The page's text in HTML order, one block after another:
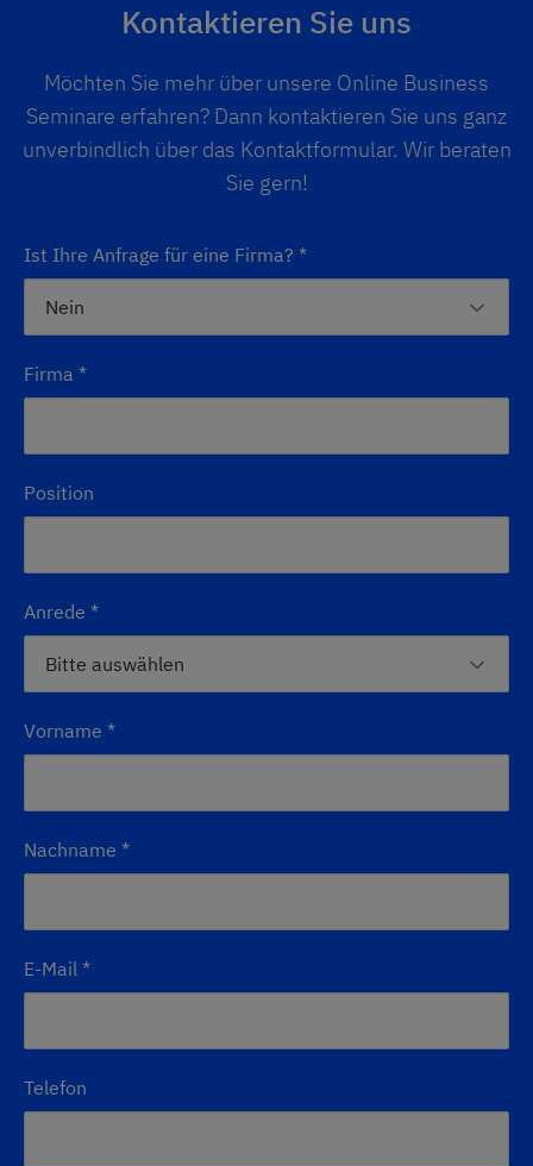
Kontaktieren Sie uns
Möchten Sie mehr über unsere Online Business
Seminare erfahren? Dann kontaktieren Sie uns ganz
unverbindlich über das Kontaktformular. Wir beraten
Sie gern!
Ist Ihre Anfrage für eine Firma? *
Firma *
Position
Anrede *
Vorname *
Nachname *
E-Mail *
Telefon